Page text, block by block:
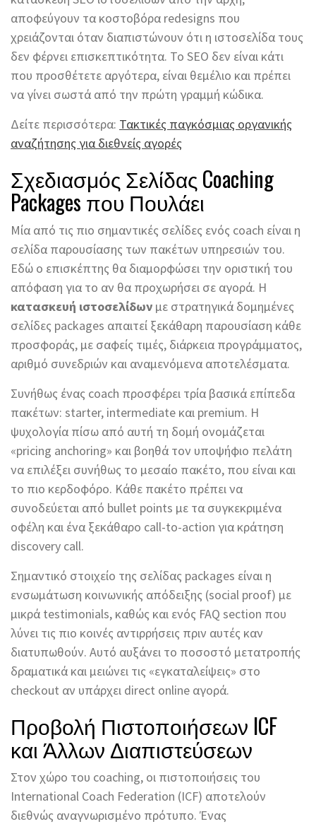
αποφεύγουν τα κοστοβόρα redesigns που
χρειάζονται όταν διαπιστώνουν ότι η ιστοσελίδα τους
δεν φέρνει επισκεπτικότητα. Το SEO δεν είναι κάτι
που προσθέτετε αργότερα, είναι θεμέλιο και πρέπει
να γίνει σωστά από την πρώτη γραμμή κώδικα.
Δείτε περισσότερα: Τακτικές παγκόσμιας οργανικής
αναζήτησης για διεθνείς αγορές
Σχεδιασμός Σελίδας Coaching
Packages που Πουλάει
Μία από τις πιο σημαντικές σελίδες ενός coach είναι η
σελίδα παρουσίασης των πακέτων υπηρεσιών του.
Εδώ ο επισκέπτης θα διαμορφώσει την οριστική του
απόφαση για το αν θα προχωρήσει σε αγορά. Η
κατασκευή ιστοσελίδων με στρατηγικά δομημένες
σελίδες packages απαιτεί ξεκάθαρη παρουσίαση κάθε
προσφοράς, με σαφείς τιμές, διάρκεια προγράμματος,
αριθμό συνεδριών και αναμενόμενα αποτελέσματα.
Συνήθως ένας coach προσφέρει τρία βασικά επίπεδα
πακέτων: starter, intermediate και premium. Η
ψυχολογία πίσω από αυτή τη δομή ονομάζεται
«pricing anchoring» και βοηθά τον υποψήφιο πελάτη
να επιλέξει συνήθως το μεσαίο πακέτο, που είναι και
το πιο κερδοφόρο. Κάθε πακέτο πρέπει να
συνοδεύεται από bullet points με τα συγκεκριμένα
οφέλη και ένα ξεκάθαρο call-to-action για κράτηση
discovery call.
Σημαντικό στοιχείο της σελίδας packages είναι η
ενσωμάτωση κοινωνικής απόδειξης (social proof) με
μικρά testimonials, καθώς και ενός FAQ section που
λύνει τις πιο κοινές αντιρρήσεις πριν αυτές καν
διατυπωθούν. Αυτό αυξάνει το ποσοστό μετατροπής
δραματικά και μειώνει τις «εγκαταλείψεις» στο
checkout αν υπάρχει direct online αγορά.
Προβολή Πιστοποιήσεων ICF
και Άλλων Διαπιστεύσεων
Στον χώρο του coaching, οι πιστοποιήσεις του
International Coach Federation (ICF) αποτελούν
διεθνώς αναγνωρισμένο πρότυπο. Ένας